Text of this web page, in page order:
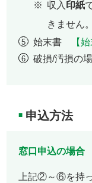
収入 印紙
きません。
始末書
【
破損/汚損の
■ 申込方法
窓口申込の場合
上記②～⑥を持